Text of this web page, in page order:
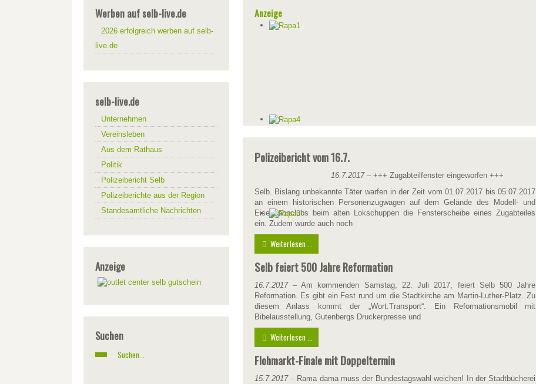
Werben auf selb-live.de
2026 erfolgreich werben auf selb-
live.de
selb-live.de
Unternehmen
Vereinsleben
Aus dem Rathaus
Politik
Polizeibericht Selb
Polizeiberichte aus der Region
Standesamtliche Nachrichten
Anzeige
Suchen
Anzeige
Polizeibericht vom 16.7.
16.7.2017 – +++ Zugabteilfenster eingeworfen +++
Selb. Bislang unbekannte Täter warfen in der Zeit vom 01.07.2017 bis 05.07.2017
an einem historischen Personenzugwagen auf dem Gelände des Modell- und
Eisenbahnclubs beim alten Lokschuppen die Fensterscheibe eines Zugabteiles
ein. Zudem wurde auch noch
Weiterlesen ...
Selb feiert 500 Jahre Reformation
16.7.2017– Am kommenden Samstag, 22. Juli 2017, feiert Selb 500 Jahre
Reformation. Es gibt ein Fest rund um die Stadtkirche am Martin-Luther-Platz. Zu
diesem Anlass kommt der „Wort.Transport“. Ein Reformationsmobil mit
Bibelausstellung, Gutenbergs Druckerpresse und
Weiterlesen ...
Flohmarkt-Finale mit Doppeltermin
15.7.2017– Rama dama muss der Bundestagswahl weichen! In der Stadtbücherei